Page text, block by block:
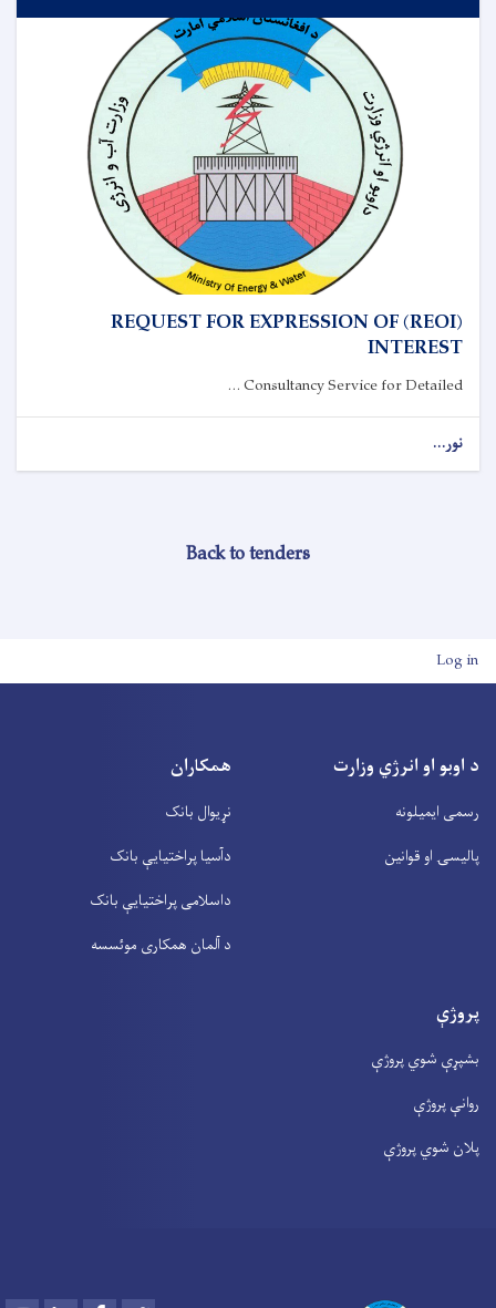
(REOI) REQUEST FOR EXPRESSION OF
INTEREST
Consultancy Service for Detailed ...
نور...
Back to tenders
User account menu
Log in
د اوبو او انرژي وزارت
رسمی ایمیلونه
پالیسۍ او قوانین
همکاران
نړیوال بانک
دآسیا پراختیايې بانک
داسلامی پراختیايې بانک
د آلمان همکاری موئسسه
پروژې
بشپړې شوي پروژې
روانې پروژې
پلان شوي پروژې